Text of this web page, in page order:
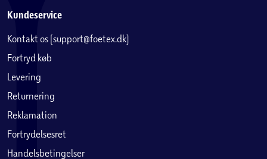
Kundeservice
Kontakt os (support@foetex.dk)
Fortryd køb
Levering
Returnering
Reklamation
Fortrydelsesret
Handelsbetingelser